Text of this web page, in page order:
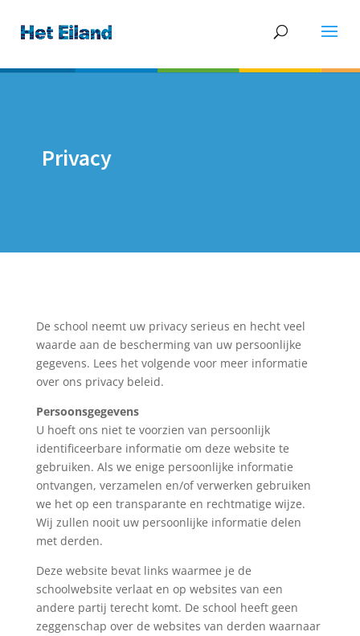
Privacy
De school neemt uw privacy serieus en hecht veel
waarde aan de bescherming van uw persoonlijke
gegevens. Lees het volgende voor meer informatie
over ons privacy beleid.
Persoonsgegevens
U hoeft ons niet te voorzien van persoonlijk
identificeerbare informatie om deze website te
gebruiken. Als we enige persoonlijke informatie
ontvangen, verzamelen en/of verwerken gebruiken
we het op een transparante en rechtmatige wijze.
Wij zullen nooit uw persoonlijke informatie delen
met derden.
Deze website bevat links waarmee je de
schoolwebsite verlaat en op websites van een
andere partij terecht komt. De school heeft geen
zeggenschap over de websites van derden waarnaar